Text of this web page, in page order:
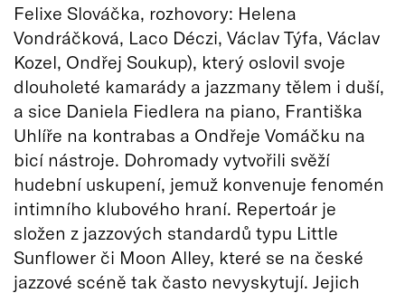
Felixe Slováčka, rozhovory: Helena
Vondráčková, Laco Déczi, Václav Týfa, Václav
Kozel, Ondřej Soukup), který oslovil svoje
dlouholeté kamarády a jazzmany tělem i duší,
a sice Daniela Fiedlera na piano, Františka
Uhlíře na kontrabas a Ondřeje Vomáčku na
bicí nástroje. Dohromady vytvořili svěží
hudební uskupení, jemuž konvenuje fenomén
intimního klubového hraní. Repertoár je
složen z jazzových standardů typu Little
Sunflower či Moon Alley, které se na české
jazzové scéně tak často nevyskytují. Jejich